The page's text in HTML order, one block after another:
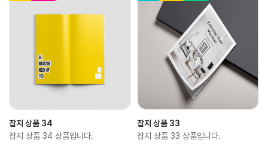
잡지 상품 34
잡지 상품 34 상품입니다.
잡지 상품 33
잡지 상품 33 상품입니다.